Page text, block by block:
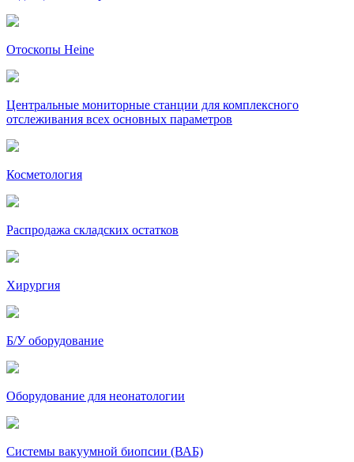
Отоскопы Heine
Центральные мониторные станции для комплексного
отслеживания всех основных параметров
Косметология
Распродажа складских остатков
Хирургия
Б/У оборудование
Оборудование для неонатологии
Системы вакуумной биопсии (ВАБ)